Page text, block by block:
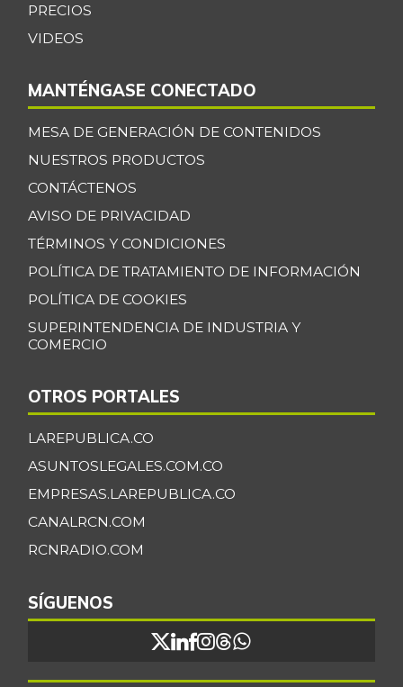
PRECIOS
VIDEOS
MANTÉNGASE CONECTADO
MESA DE GENERACIÓN DE CONTENIDOS
NUESTROS PRODUCTOS
CONTÁCTENOS
AVISO DE PRIVACIDAD
TÉRMINOS Y CONDICIONES
POLÍTICA DE TRATAMIENTO DE INFORMACIÓN
POLÍTICA DE COOKIES
SUPERINTENDENCIA DE INDUSTRIA Y
COMERCIO
OTROS PORTALES
LAREPUBLICA.CO
ASUNTOSLEGALES.COM.CO
EMPRESAS.LAREPUBLICA.CO
CANALRCN.COM
RCNRADIO.COM
SÍGUENOS